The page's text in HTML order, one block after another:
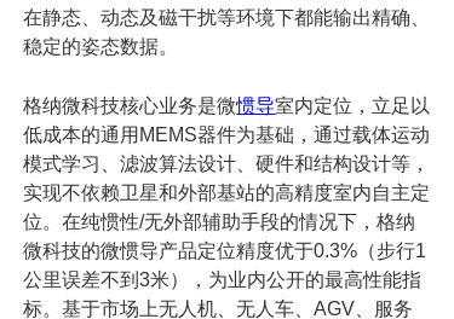
在静态、动态及磁干扰等环境下都能输出精确、
稳定的姿态数据。
格纳微科技核心业务是微惯导室内定位，立足以
低成本的通用 MEMS器件为基础，通过载体运动
模式学习、滤波算法设计、硬件和结构设计等，
实现不依赖卫星和外部基站的高精度室内自主定
位。在纯惯性/无外部辅助手段的情况下，格纳
微科技的微惯导产品定位精度优于0.3% （步行1
公里误差不到3米），为业内公开的最高性能指
标。基于市场上无人机、无人车、AGV 、服务